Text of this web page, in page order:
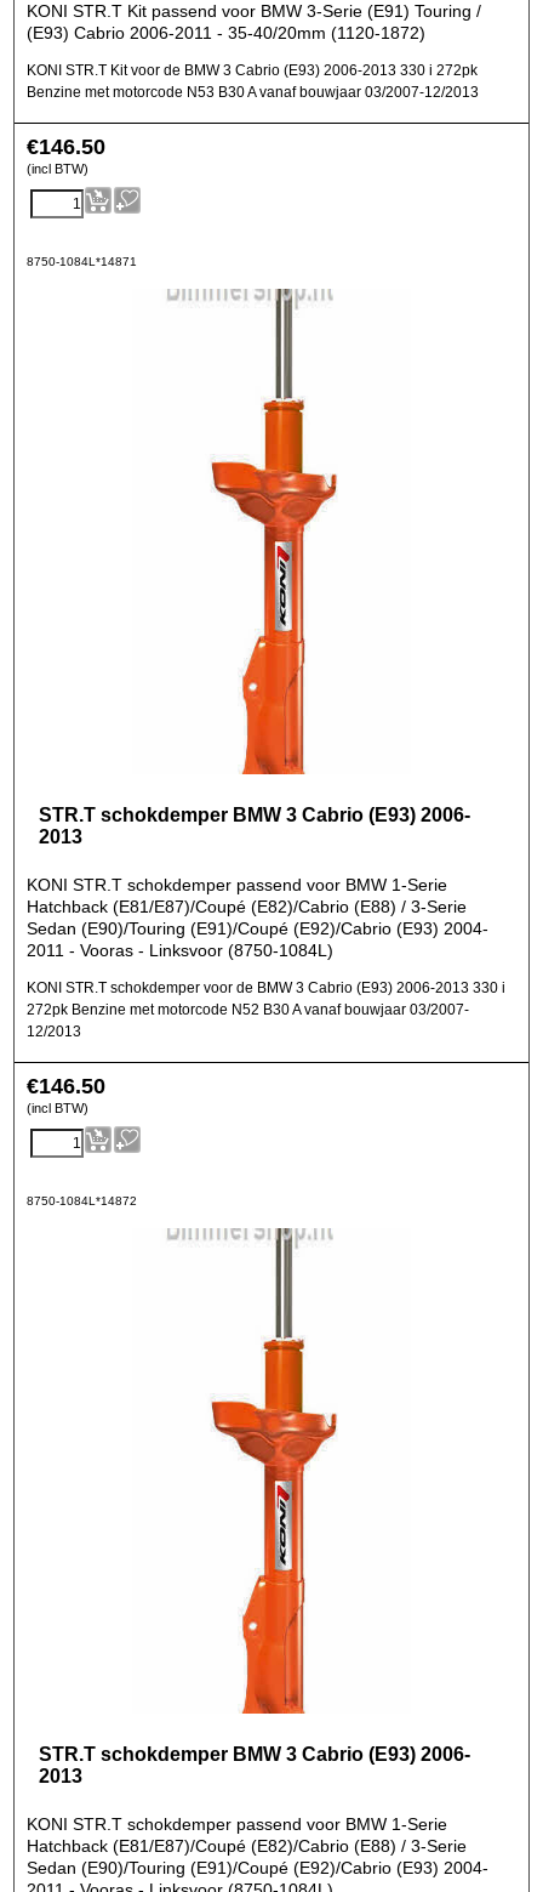
KONI STR.T Kit passend voor BMW 3-Serie (E91) Touring /
(E93) Cabrio 2006-2011 - 35-40/20mm (1120-1872)
KONI STR.T Kit voor de BMW 3 Cabrio (E93) 2006-2013 330 i 272pk
Benzine met motorcode N53 B30 A vanaf bouwjaar 03/2007-12/2013
€146.50
(incl BTW)
8750-1084L*14871
STR.T schokdemper BMW 3 Cabrio (E93) 2006-
2013
KONI STR.T schokdemper passend voor BMW 1-Serie
Hatchback (E81/E87)/Coupé (E82)/Cabrio (E88) / 3-Serie
Sedan (E90)/Touring (E91)/Coupé (E92)/Cabrio (E93) 2004-
2011 - Vooras - Linksvoor (8750-1084L)
KONI STR.T schokdemper voor de BMW 3 Cabrio (E93) 2006-2013 330 i
272pk Benzine met motorcode N52 B30 A vanaf bouwjaar 03/2007-
12/2013
€146.50
(incl BTW)
8750-1084L*14872
STR.T schokdemper BMW 3 Cabrio (E93) 2006-
2013
KONI STR.T schokdemper passend voor BMW 1-Serie
Hatchback (E81/E87)/Coupé (E82)/Cabrio (E88) / 3-Serie
Sedan (E90)/Touring (E91)/Coupé (E92)/Cabrio (E93) 2004-